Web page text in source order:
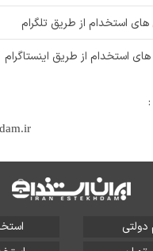
استخدام از طریق تلگرام
استخدام از طریق اینستاگرام
دولتی